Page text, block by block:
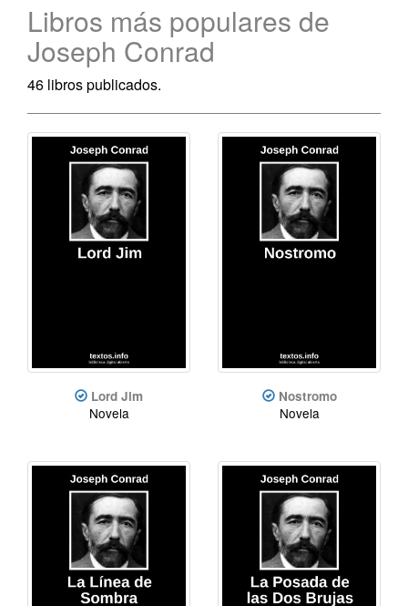
Libros más populares de
Joseph Conrad
46 libros publicados.
Lord Jim
Novela
Nostromo
Novela